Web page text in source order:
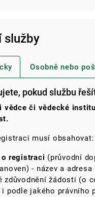
služby
Osobně nebo
pokud službu
vědce či vědecké
musí obsahovat:
registraci (průvodní
- název a
zdůvodnění žádosti (o
i podle jakého právního